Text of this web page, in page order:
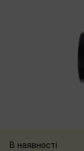
В наявності